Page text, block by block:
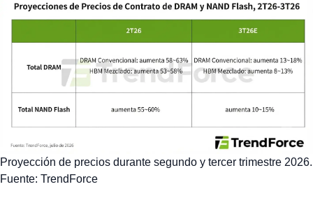
Proyección de precios durante segundo y tercer trimestre 2026.
Fuente: TrendForce